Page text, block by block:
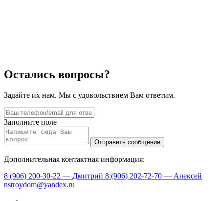
Остались вопросы?
Задайте их нам. Мы с удовольствием Вам ответим.
Заполните поле
Дополнительная контактная информация:
8 (906) 200-30-22 — Дмитрий 8 (906) 202-72-70 — Алексей
nstroydom@yandex.ru